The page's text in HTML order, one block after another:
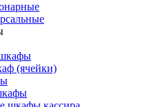
(ячейки)